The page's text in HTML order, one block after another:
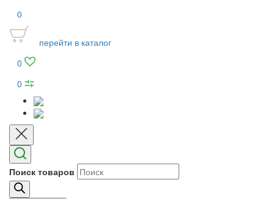
0
перейти в каталог
0
0
Поиск товаров